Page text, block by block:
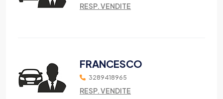
RESP. VENDITE
FRANCESCO
3289418965
RESP. VENDITE